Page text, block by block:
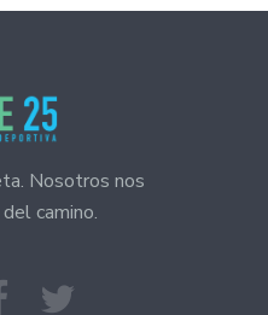
Nosotros nos
camino.